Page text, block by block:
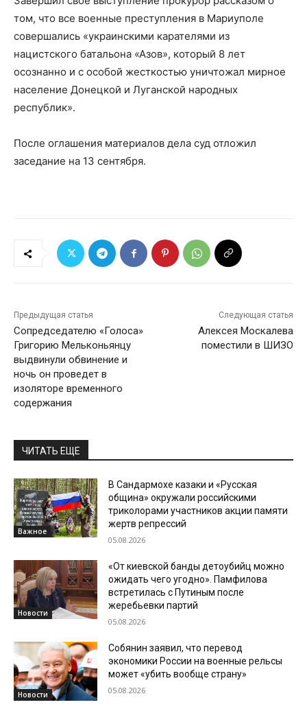
том, что все военные преступления в Мариуполе
совершались «украинскими карателями из
нацистского батальона «Азов», который 8 лет
осознанно и с особой жесткостью уничтожал мирное
население Донецкой и Луганской народных
республик».
После оглашения материалов дела суд отложил
заседание на 13 сентября.
Предыдущая статья
Сопредседателю «Голоса»
Григорию Мельконьянцу
выдвинули обвинение и
ночь он проведет в
изоляторе временного
содержания
Следующая статья
Алексея Москалева
поместили в ШИЗО
ЧИТАТЬ ЕЩЕ
Важное
В Сандармохе казаки и «Русская
община» окружали российскими
триколорами участников акции памяти
жертв репрессий
05.08.2026
Новости
«От киевской банды детоубийц можно
ожидать чего угодно». Памфилова
встретилась с Путиным после
жеребьевки партий
05.08.2026
Новости
Собянин заявил, что перевод
экономики России на военные рельсы
может «убить вообще страну»
05.08.2026